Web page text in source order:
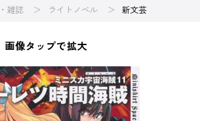
雑誌 ライトノベル 新文芸
画像タップで拡大